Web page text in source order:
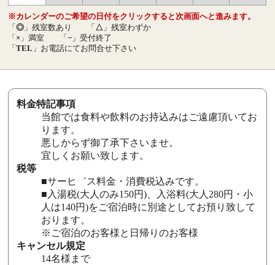
※カレンダーのご希望の日付をクリックすると次画面へと進みます。
「◎ 」残室数あり 「 △ 」残室わずか
「 × 」満室 「− 」受付終了
「TEL 」お電話にてお問合せ下さい
料金特記事項
当館では食料や飲料のお持込みはご遠慮頂いてお
ります。
悪しからず御了承下さいませ。
宜しくお願い致します。
税等
■サーヒ゛ス料金・消費税込みです。
■入湯税(大人のみ150円)、入浴料(大人280円・小
人は140円)をご宿泊時に別途としてお預り致して
おります。
※ご宿泊のお客様と日帰りのお客様
キャンセル規定
14名様まで